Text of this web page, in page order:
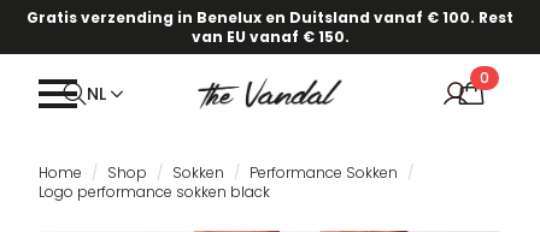
Gratis verzending in Benelux en Duitsland vanaf € 100. Rest
van EU vanaf € 150.
NL
0
Home Shop Sokken
Performance Sokken
Logo performance sokken black